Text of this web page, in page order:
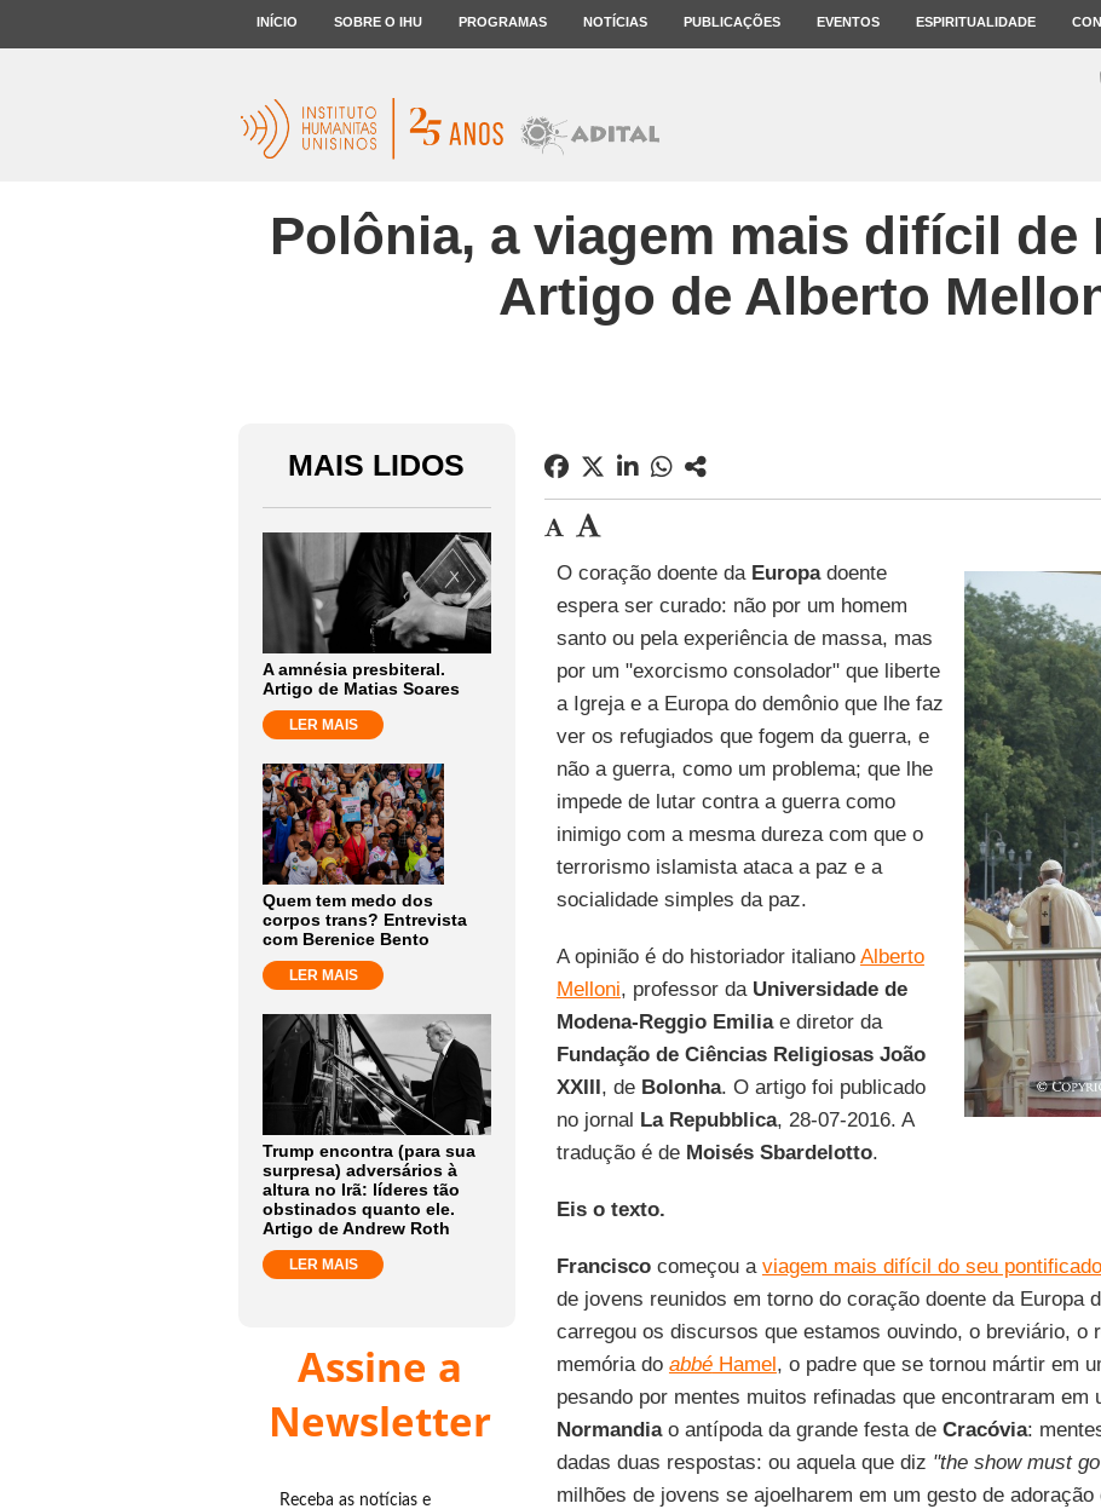
INÍCIO SOBRE O IHU PROGRAMAS NOTÍCIAS PUBLICAÇÕES EVENTOS ESPIRITUALIDADE
Polônia, a viagem mais difícil de
Artigo de Alberto
MAIS LIDOS
A amnésia presbiteral.
Artigo de Matias Soares
LER MAIS
Quem tem medo dos
corpos trans? Entrevista
com Berenice Bento
LER MAIS
Trump encontra (para sua
surpresa) adversários à
altura no Irã: líderes tão
obstinados quanto ele.
Artigo de Andrew Roth
LER MAIS
Assine a
Newsletter
Receba as notícias e
O coração doente da Europadoente
espera ser curado: não por um homem
santo ou pela experiência de massa, mas
por um "exorcismo consolador" que liberte
a Igreja e a Europa do demônio que lhe faz
ver os refugiados que fogem da guerra, e
não a guerra, como um problema; que lhe
impede de lutar contra a guerra como
inimigo com a mesma dureza com que o
terrorismo islamista ataca a paz e a
socialidade simples da paz.
A opinião é do historiador italiano Alberto
Melloni, professor da Universidade de
Modena-Reggio Emiliae diretor da
Fundação de Ciências Religiosas João
XXIII, de Bolonha. O artigo foi publicado
no jornal La Repubblica, 28-07-2016. A
tradução é de Moisés Sbardelotto.
Eis o texto.
Franciscocomeçou a viagem mais difícil do seu pontificado
de jovens reunidos em torno do coração doente da Europa
carregou os discursos que estamos ouvindo, o breviário, o
memória do abbéHamel, o padre que se tornou mártir em
pesando por mentes muitos refinadas que encontraram em
Normandiao antípoda da grande festa de Cracóvia:
dadas duas respostas: ou aquela que diz "the show must
milhões de jovens se ajoelharem em um gesto de